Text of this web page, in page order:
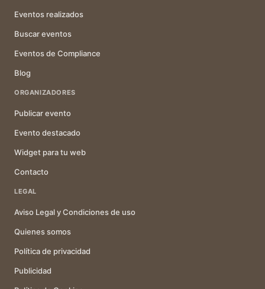
Eventos realizados
Buscar eventos
Eventos de Compliance
Blog
ORGANIZADORES
Publicar evento
Evento destacado
Widget para tu web
Contacto
LEGAL
Aviso Legal y Condiciones de uso
Quienes somos
Política de privacidad
Publicidad